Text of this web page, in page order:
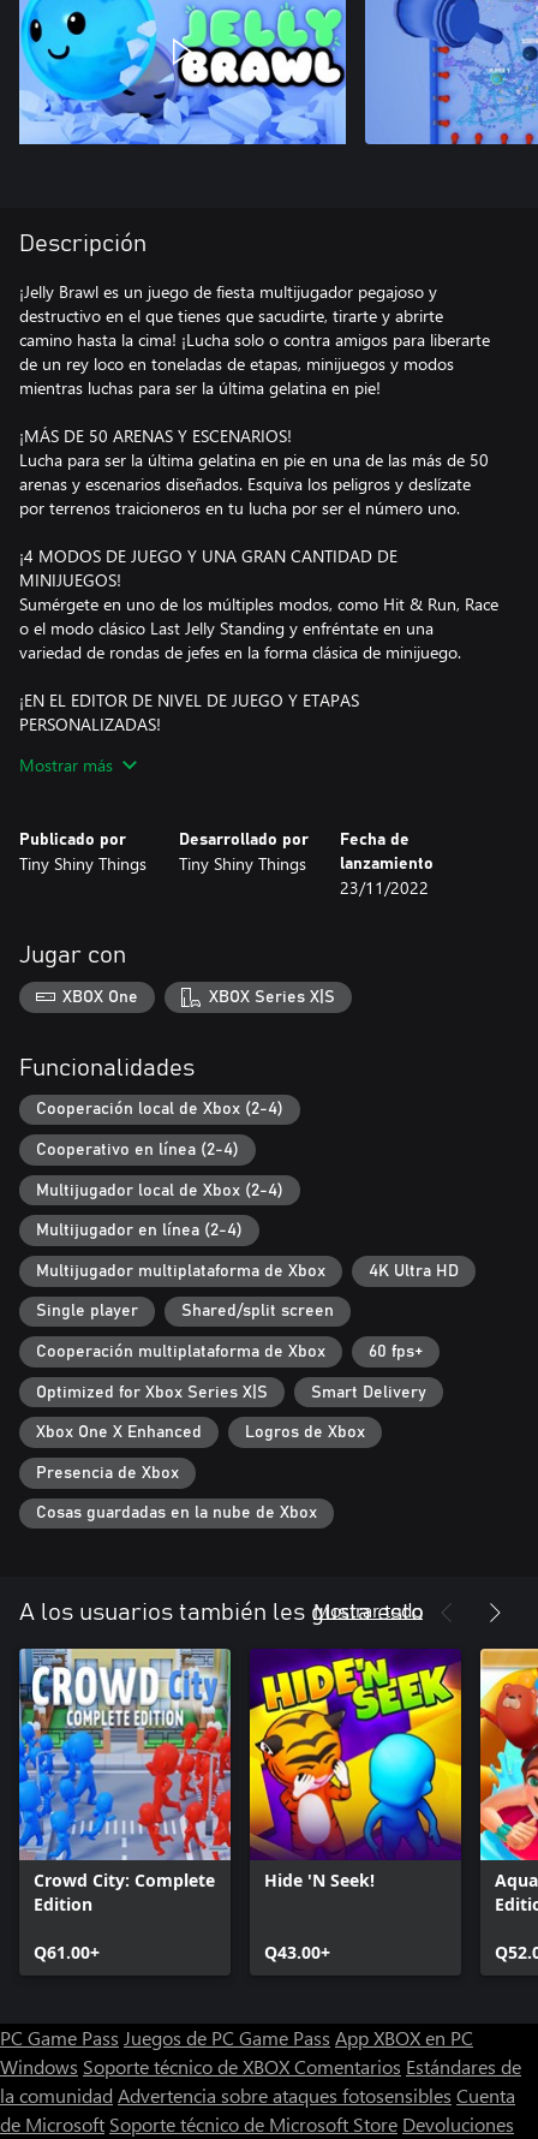
Descripción
¡Jelly Brawl es un juego de fiesta multijugador pegajoso y
destructivo en el que tienes que sacudirte, tirarte y abrirte
camino hasta la cima! ¡Lucha solo o contra amigos para liberarte
de un rey loco en toneladas de etapas, minijuegos y modos
mientras luchas para ser la última gelatina en pie!
¡MÁS DE 50 ARENAS Y ESCENARIOS!
Lucha para ser la última gelatina en pie en una de las más de 50
arenas y escenarios diseñados. Esquiva los peligros y deslízate
por terrenos traicioneros en tu lucha por ser el número uno.
¡4 MODOS DE JUEGO Y UNA GRAN CANTIDAD DE
MINIJUEGOS!
Sumérgete en uno de los múltiples modos, como Hit & Run, Race
o el modo clásico Last Jelly Standing y enfréntate en una
variedad de rondas de jefes en la forma clásica de minijuego.
¡EN EL EDITOR DE NIVEL DE JUEGO Y ETAPAS
PERSONALIZADAS!
escenarios usando el editor de niveles incorporado! ¡Diseñe
¡EL CAOS BASADO EN LA FÍSICA SLIMEY!
Con controles simples de apuntar y avanzar, Jelly Brawl es fácil de
aprender pero difícil de dominar. Sin reacciones rápidas y toques
¡HASTA 4 JUGADORES VERSUS JUGAR!
¡Enfréntate a hasta cuatro de tus amigos en el modo
multijugador local y en línea! ¡Lucha para ser la última gelatina en
modos de juego!
¡DESAFÍOS SIN FIN Y TONELADAS DE DESBLOQUEOS!
¡Completa desafíos interminables y sube de nivel para
desbloquear nuevas máscaras, escenarios y modos jugables!
Mostrar más
Publicado por
Tiny Shiny Things
Desarrollado por
Tiny Shiny Things
Fecha de
lanzamiento
23/11/2022
Jugar con
XBOX One XBOX Series X|S
Funcionalidades
Cooperación local de Xbox (2-4)
Cooperativo en línea (2-4)
Multijugador local de Xbox (2-4)
Multijugador en línea (2-4)
Multijugador multiplataforma de Xbox 4K Ultra HD
Single player Shared/split screen
Cooperación multiplataforma de Xbox 60 fps+
Optimized for Xbox Series X|S Smart Delivery
Xbox One X Enhanced Logros de Xbox
Presencia de Xbox
Cosas guardadas en la nube de Xbox
A los usuarios también les gusta esto
Mostrar todo
Crowd City: Complete
Edition
Q61.00+
Hide 'N Seek!
Q43.00+
PC Game Pass Juegos de PC Game Pass App XBOX en PC
Windows Soporte técnico de XBOXComentarios Estándares de
la comunidad Advertencia sobre ataques fotosensibles Cuenta
de Microsoft Soporte técnico de Microsoft Store Devoluciones